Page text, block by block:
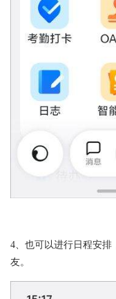
4、也可以进行日程安
友。